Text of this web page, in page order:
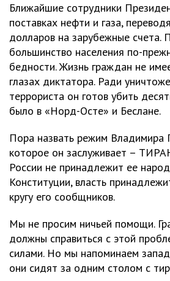
Ближайшие сотрудники
поставках нефти и газа,
долларов на зарубежные счета.
большинство населения по-
бедности. Жизнь граждан не
глазах диктатора. Ради
террориста он готов убить
было в «Норд-Осте» и Беслане.
Пора назвать режим Владимира
которое он заслуживает –
России не принадлежит ее
Конституции, власть
кругу его сообщников.
Мы не просим ничьей помощи.
должны справиться с этой
силами. Но мы напоминаем
они сидят за одним столом с